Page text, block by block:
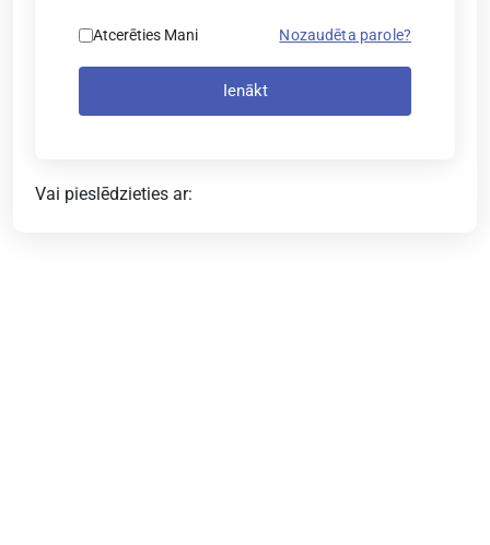
Atcerēties Mani Nozaudēta parole?
Ienākt
Vai pieslēdzieties ar: